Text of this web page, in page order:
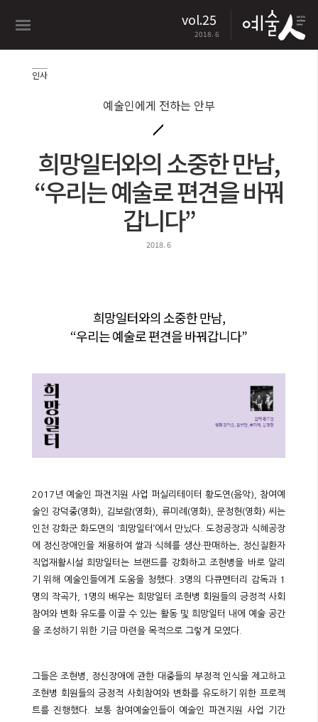
vol.25
2018. 6
인사
예술인에게 전하는 안부
희망일터와의 소중한 만남,
“우리는 예술로 편견을 바꿔
갑니다”
2018. 6
희망일터와의 소중한 만남,
“우리는 예술로 편견을 바꿔갑니다”
2017년 예술인 파견지원 사업 퍼실리테이터 황도연(음악), 참여예
술인 강덕중(영화), 김보람(영화), 류미례(영화), 문정현(영화) 씨는
인천 강화군 화도면의 ‘희망일터’에서 만났다. 도정공장과 식혜공장
에 정신장애인을 채용하여 쌀과 식혜를 생산·판매하는, 정신질환자
직업재활시설 희망일터는 브랜드를 강화하고 조현병을 바로 알리
기 위해 예술인들에게 도움을 청했다. 3명의 다큐멘터리 감독과 1
명의 작곡가, 1명의 배우는 희망일터 조현병 회원들의 긍정적 사회
참여와 변화 유도를 이끌 수 있는 활동 및 희망일터 내에 예술 공간
을 조성하기 위한 기금 마련을 목적으로 그렇게 모였다.
그들은 조현병, 정신장애에 관한 대중들의 부정적 인식을 제고하고
조현병 회원들의 긍정적 사회참여와 변화를 유도하기 위한 프로젝
트를 진행했다. 보통 참여예술인들이 예술인 파견지원 사업 기간